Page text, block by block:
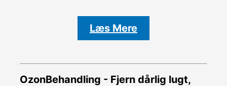
Læs Mere
OzonBehandling - Fjern dårlig lugt,